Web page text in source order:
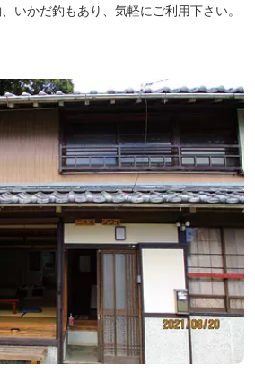
いかだ釣もあり、気軽にご利用下さい。